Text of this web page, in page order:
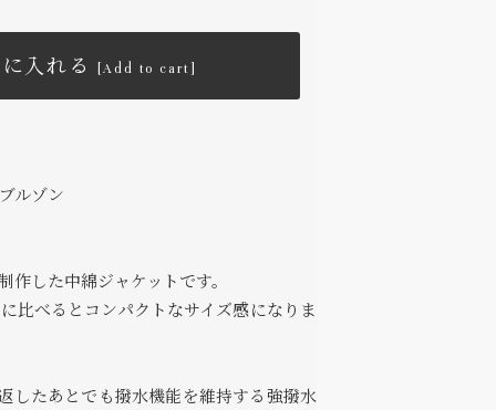
入れる [Add to cart]
ルゾン
作した中綿ジャケットです。
比べるとコンパクトなサイズ感になりま
したあとでも撥水機能を維持する強撥水